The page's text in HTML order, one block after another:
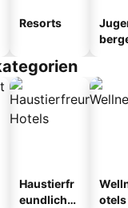
Resorts
Haustierfr
eundliche
otels